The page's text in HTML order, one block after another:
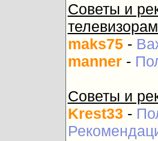
Советы и
maks75-
manner-
Советы и
Krest33 -